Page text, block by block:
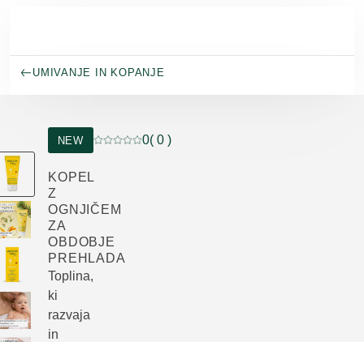
UMIVANJE IN KOPANJE
NEW
Trenutna ocena: 0 od 5 zvezdic ocenil/-a 0
0( 0 )
KOPEL
Z
OGNJIČEM
ZA
OBDOBJE
PREHLADA
Toplina,
ki
razvaja
in